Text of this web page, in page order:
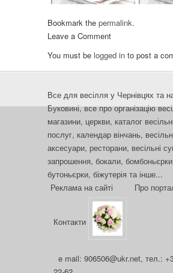
Bookmark the permalink.
Leave a Comment
You must be logged in to post a
Все для весілля у Чернівцях та
Буковині, все про організацію
магазини, церкви, каталог
послуг, календар вінчань,
аксесуари, ресторани, весільні
запрошення, бокали,
бутоньєрки, біжутерія та інше...
Реклама на сайті
Про
Контакти
e mail: 906506@ukr.net, тел.: